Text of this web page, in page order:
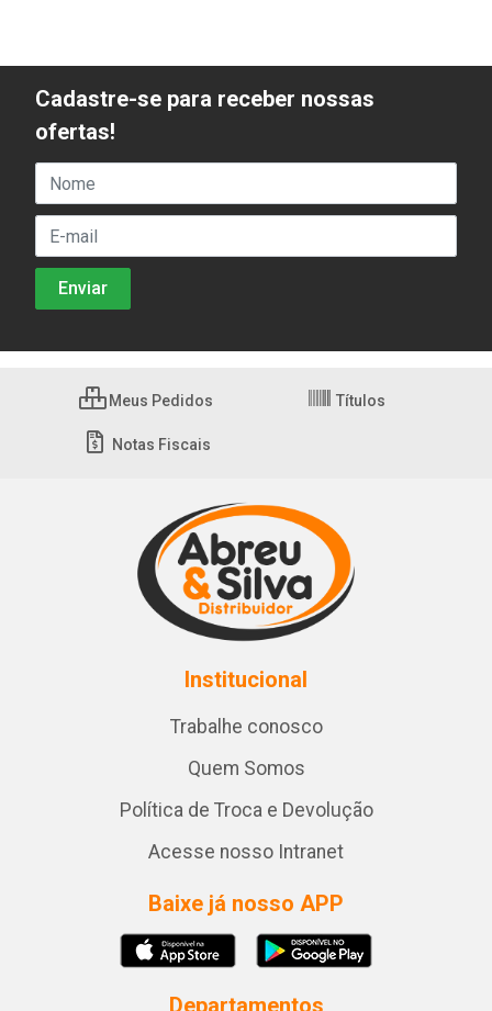
Cadastre-se para receber nossas
ofertas!
Meus Pedidos Títulos
Notas Fiscais
Institucional
Trabalhe conosco
Quem Somos
Política de Troca e Devolução
Acesse nosso Intranet
Baixe já nosso APP
Departamentos